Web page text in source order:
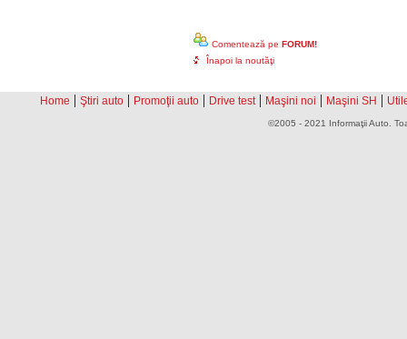
Comentează pe FORUM!
Înapoi la noutăţi
Home | Ştiri auto | Promoţii auto | Drive test | Maşini noi | Maşini SH |
©2005 - 2021 Informaţii Auto.